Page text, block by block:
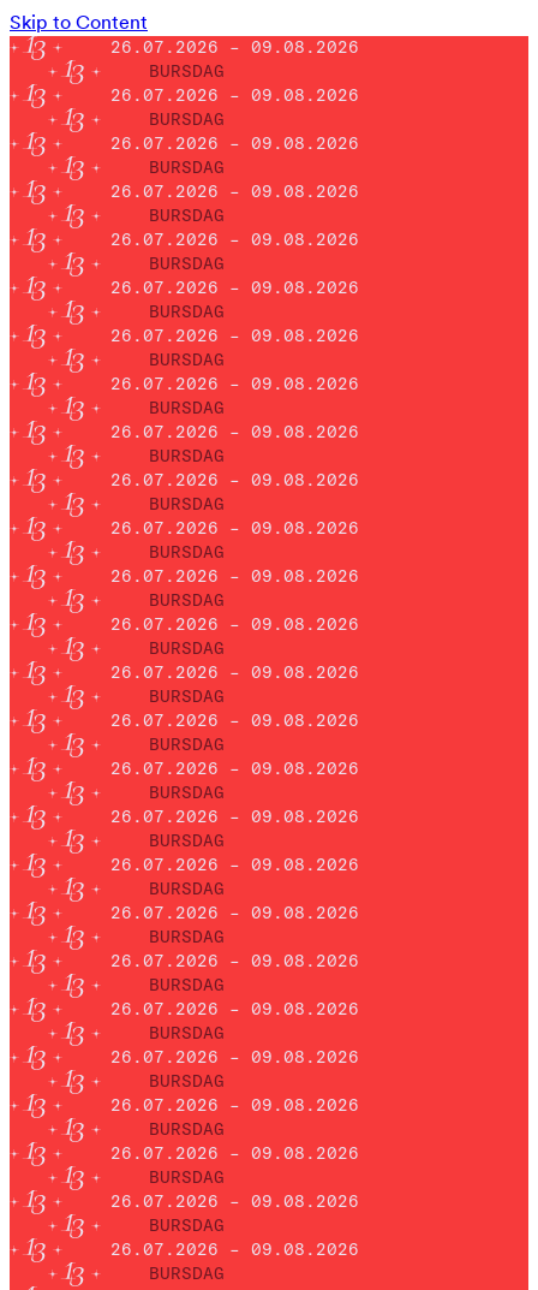
Skip to Content
26.07.2026 – 09.08.2026
BURSDAG
26.07.2026 – 09.08.2026
BURSDAG
26.07.2026 – 09.08.2026
BURSDAG
26.07.2026 – 09.08.2026
BURSDAG
26.07.2026 – 09.08.2026
BURSDAG
26.07.2026 – 09.08.2026
BURSDAG
26.07.2026 – 09.08.2026
BURSDAG
26.07.2026 – 09.08.2026
BURSDAG
26.07.2026 – 09.08.2026
BURSDAG
26.07.2026 – 09.08.2026
BURSDAG
26.07.2026 – 09.08.2026
BURSDAG
26.07.2026 – 09.08.2026
BURSDAG
26.07.2026 – 09.08.2026
BURSDAG
26.07.2026 – 09.08.2026
BURSDAG
26.07.2026 – 09.08.2026
BURSDAG
26.07.2026 – 09.08.2026
BURSDAG
26.07.2026 – 09.08.2026
BURSDAG
26.07.2026 – 09.08.2026
BURSDAG
26.07.2026 – 09.08.2026
BURSDAG
26.07.2026 – 09.08.2026
BURSDAG
26.07.2026 – 09.08.2026
BURSDAG
26.07.2026 – 09.08.2026
BURSDAG
26.07.2026 – 09.08.2026
BURSDAG
26.07.2026 – 09.08.2026
BURSDAG
26.07.2026 – 09.08.2026
BURSDAG
26.07.2026 – 09.08.2026
BURSDAG